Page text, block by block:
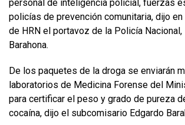
personal de inteligencia policial, fuerzas
policías de prevención comunitaria, dijo
de HRN el portavoz de la Policía Nacional,
Barahona.
De los paquetes de la droga se enviarán
laboratorios de Medicina Forense del
para certificar el peso y grado de pureza
cocaína, dijo el subcomisario Edgardo